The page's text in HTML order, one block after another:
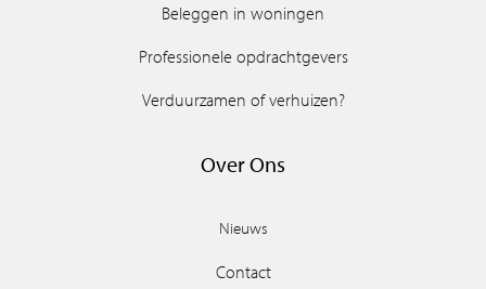
Beleggen in woningen
Professionele opdrachtgevers
Verduurzamen of verhuizen?
Over Ons
Nieuws
Contact